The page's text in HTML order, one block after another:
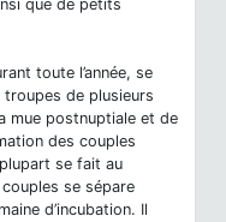
que de petits
toute l’année, se
de plusieurs
mue postnuptiale et de
des couples
se fait au
se sépare
d’incubation. Il